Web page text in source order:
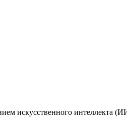
искусственного интеллекта